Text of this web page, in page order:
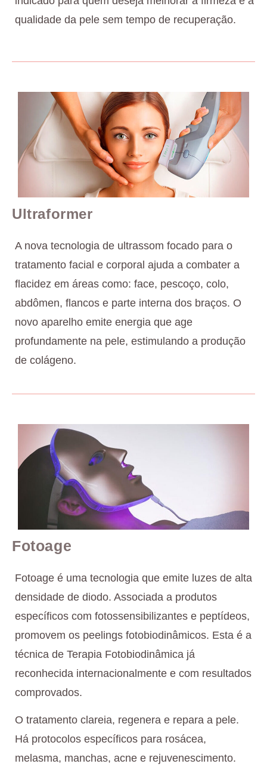
qualidade da pele sem tempo de recuperação.
Ultraformer
A nova tecnologia de ultrassom focado para o
tratamento facial e corporal ajuda a combater a
flacidez em áreas como: face, pescoço, colo,
abdômen, flancos e parte interna dos braços. O
novo aparelho emite energia que age
profundamente na pele, estimulando a produção
de colágeno.
Fotoage
Fotoage é uma tecnologia que emite luzes de alta
densidade de diodo. Associada a produtos
específicos com fotossensibilizantes e peptídeos,
promovem os peelings fotobiodinâmicos. Esta é a
técnica de Terapia Fotobiodinâmica já
reconhecida internacionalmente e com resultados
comprovados.
O tratamento clareia, regenera e repara a pele.
Há protocolos específicos para rosácea,
melasma, manchas, acne e rejuvenescimento.